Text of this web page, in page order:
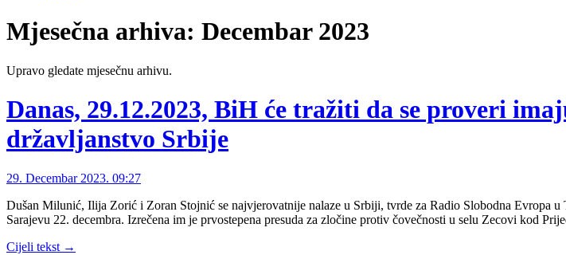
Mjesečna arhiva: Decembar 2023
Upravo gledate mjesečnu arhivu.
Danas, 29.12.2023, BiH će tražiti da se proveri
državljanstvo Srbije
29. Decembar 2023. 09:27
Dušan Milunić, Ilija Zorić i Zoran Stojnić se najvjerovatnije nalaze u Srbiji, tvrde za Radio Slobodna Evropa
Sarajevu 22. decembra. Izrečena im je prvostepena presuda za zločine protiv čovečnosti u selu Zecovi kod
Cijeli tekst →